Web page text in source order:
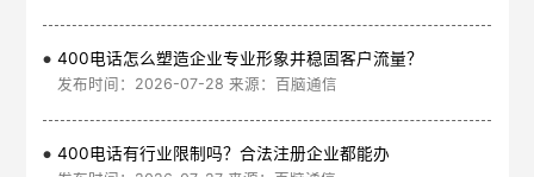
400电话怎么塑造企业专业形象并稳固客户流量？
发布时间：2026-07-28 来源：百脑通信
400电话有行业限制吗？合法注册企业都能办